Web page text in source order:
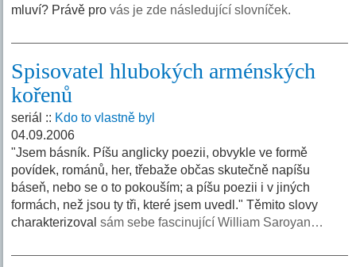
mluví? Právě provás je zde následující slovníček.
Spisovatel hlubokých arménských
kořenů
seriál :: Kdo to vlastně byl
04.09.2006
"Jsem básník. Píšu anglicky poezii, obvykle ve formě
povídek, románů, her, třebaže občas skutečně napíšu
báseň, nebo se o to pokouším; a píšu poezii i v jiných
formách, než jsou ty tři, které jsem uvedl." Těmito slovy
charakterizovalsám sebe fascinující William Saroyan…